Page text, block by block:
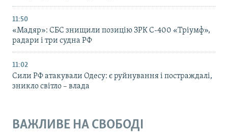
11:50
«Мадяр»: СБС знищили позицію ЗРК С-400 «Тріумф»,
радари і три судна РФ
11:02
Сили РФ атакували Одесу: є руйнування і постраждалі,
зникло світло – влада
ВАЖЛИВЕ НА СВОБОДІ